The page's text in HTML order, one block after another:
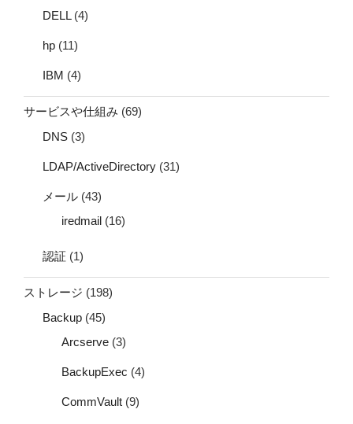
DELL(4)
hp (11)
IBM (4)
サービスや仕組み (69)
DNS (3)
LDAP/ActiveDirectory (31)
メール (43)
iredmail (16)
認証 (1)
ストレージ (198)
Backup (45)
Arcserve (3)
BackupExec (4)
CommVault (9)